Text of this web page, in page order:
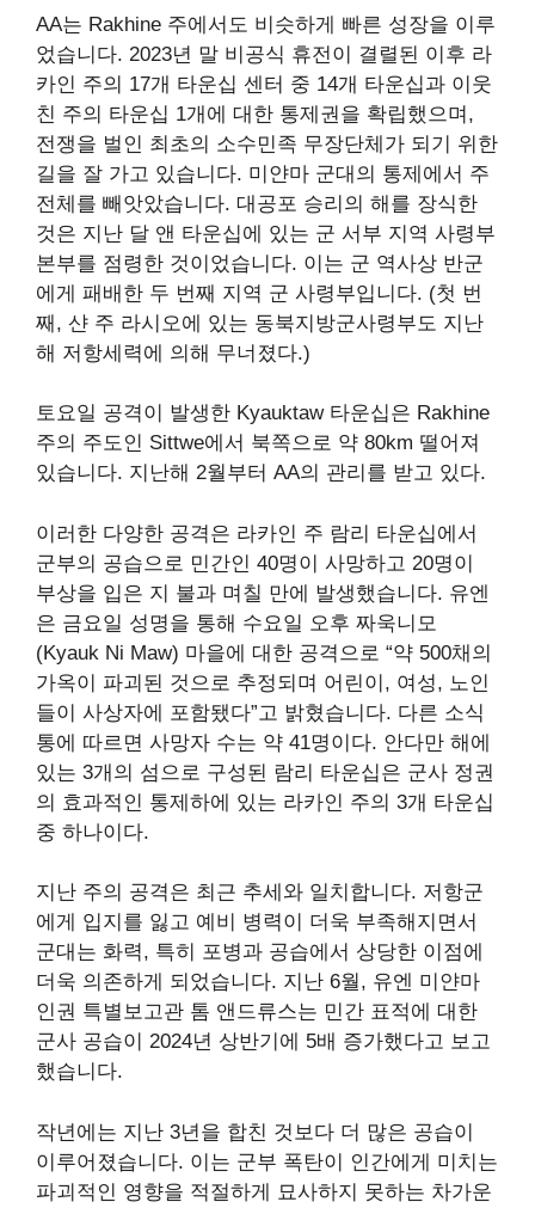
AA는 Rakhine 주에서도 비슷하게 빠른 성장을 이루
었습니다. 2023년 말 비공식 휴전이 결렬된 이후 라
카인 주의 17개 타운십 센터 중 14개 타운십과 이웃
친 주의 타운십 1개에 대한 통제권을 확립했으며,
전쟁을 벌인 최초의 소수민족 무장단체가 되기 위한
길을 잘 가고 있습니다. 미얀마 군대의 통제에서 주
전체를 빼앗았습니다. 대공포 승리의 해를 장식한
것은 지난 달 앤 타운십에 있는 군 서부 지역 사령부
본부를 점령한 것이었습니다. 이는 군 역사상 반군
에게 패배한 두 번째 지역 군 사령부입니다. (첫 번
째, 샨 주 라시오에 있는 동북지방군사령부도 지난
해 저항세력에 의해 무너졌다.)
토요일 공격이 발생한 Kyauktaw 타운십은 Rakhine
주의 주도인 Sittwe에서 북쪽으로 약 80km 떨어져
있습니다. 지난해 2월부터 AA의 관리를 받고 있다.
이러한 다양한 공격은 라카인 주 람리 타운십에서
군부의 공습으로 민간인 40명이 사망하고 20명이
부상을 입은 지 불과 며칠 만에 발생했습니다. 유엔
은 금요일 성명을 통해 수요일 오후 짜욱니모
(Kyauk Ni Maw) 마을에 대한 공격으로 “약 500채의
가옥이 파괴된 것으로 추정되며 어린이, 여성, 노인
들이 사상자에 포함됐다”고 밝혔습니다. 다른 소식
통에 따르면 사망자 수는 약 41명이다. 안다만 해에
있는 3개의 섬으로 구성된 람리 타운십은 군사 정권
의 효과적인 통제하에 있는 라카인 주의 3개 타운십
중 하나이다.
지난 주의 공격은 최근 추세와 일치합니다. 저항군
에게 입지를 잃고 예비 병력이 더욱 부족해지면서
군대는 화력, 특히 포병과 공습에서 상당한 이점에
더욱 의존하게 되었습니다. 지난 6월, 유엔 미얀마
인권 특별보고관 톰 앤드류스는 민간 표적에 대한
군사 공습이 2024년 상반기에 5배 증가했다고 보고
했습니다.
작년에는 지난 3년을 합친 것보다 더 많은 공습이
이루어졌습니다. 이는 군부 폭탄이 인간에게 미치는
파괴적인 영향을 적절하게 묘사하지 못하는 차가운